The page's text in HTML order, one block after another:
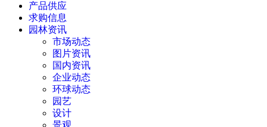
产品供应
求购信息
园林资讯
市场动态
图片资讯
国内资讯
企业动态
环球动态
园艺
设计